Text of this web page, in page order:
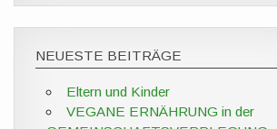
NEUESTE BEITRÄGE
Eltern und Kinder
VEGANE ERNÄHRUNG in der